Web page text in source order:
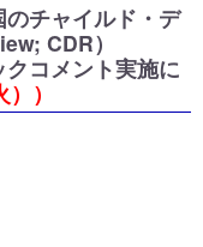
のチャイルド・デ
CDR）
コメント実施に
）